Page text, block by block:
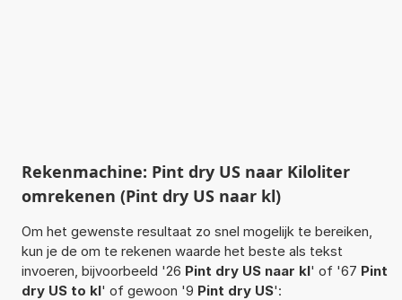
Rekenmachine: Pint dry US naar Kiloliter
omrekenen (Pint dry US naar kl)
Om het gewenste resultaat zo snel mogelijk te bereiken,
kun je de om te rekenen waarde het beste als tekst
invoeren, bijvoorbeeld '26 Pint dry US naar kl' of '67 Pint
dry US to kl' of gewoon '9 Pint dry US':